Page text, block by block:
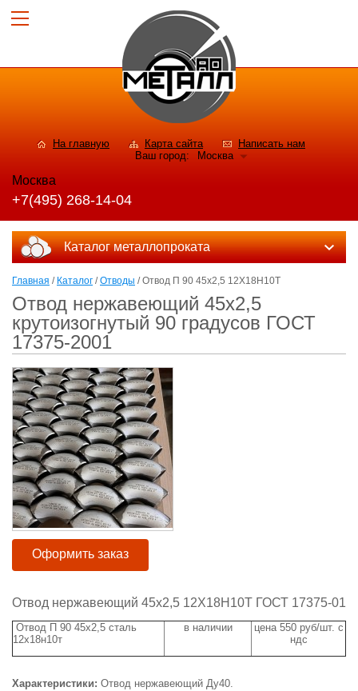
На главную Карта сайта
Написать нам
Ваш город:
Москва
Москва
+7(495) 268-14-04
Каталог металлопроката
Главная / Каталог /Отводы / Отвод П 90 45х2,5 12Х18Н10Т
Отвод нержавеющий 45х2,5
крутоизогнутый 90 градусов ГОСТ
17375-2001
Оформить заказ
Отвод нержавеющий 45х2,5 12Х18Н10Т ГОСТ 17375-01
Отвод П 90 45х2,5 сталь
12х18н10т
в наличии
цена 550 руб/шт. с
ндс
Характеристики: Отвод нержавеющий Ду40.